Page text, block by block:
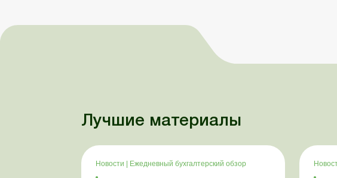
Лучшие материалы
Новости Ежедневный бухгалтерский обзор